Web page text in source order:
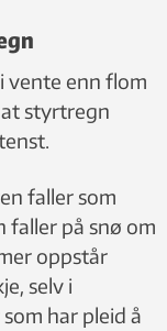
vente enn flom
styrtregn
faller som
faller på snø om
oppstår
selv i
har pleid å